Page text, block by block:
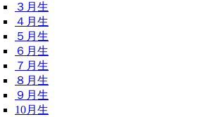
３月生
４月生
５月生
６月生
７月生
８月生
９月生
10月生